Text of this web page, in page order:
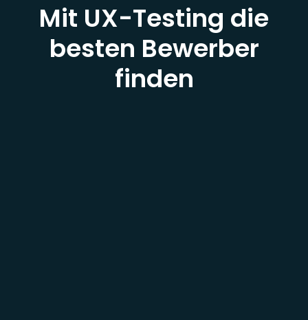
Mit UX-Testing die
besten Bewerber
finden